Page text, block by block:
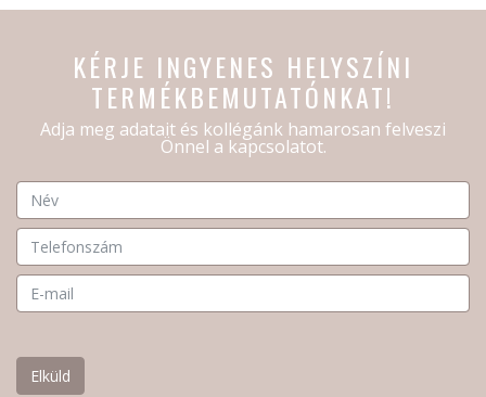
KÉRJE INGYENES HELYSZÍNI
TERMÉKBEMUTATÓNKAT!
Adja meg adatait és kollégánk hamarosan felveszi
Önnel a kapcsolatot.